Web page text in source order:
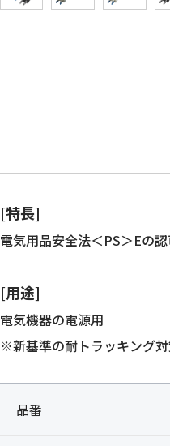
[特長]
電気用品安全法＜PS＞Eの認
[用途]
電気機器の電源用
※新基準の耐トラッキング
品番